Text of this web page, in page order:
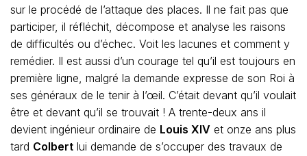
sur le procédé de l’attaque des places. Il ne fait pas que
participer, il réfléchit, décompose et analyse les raisons
de difficultés ou d’échec. Voit les lacunes et comment y
remédier. Il est aussi d’un courage tel qu’il est toujours en
première ligne, malgré la demande expresse de son Roi à
ses généraux de le tenir à l’œil. C’était devant qu’il voulait
être et devant qu’il se trouvait ! A trente-deux ans il
devient ingénieur ordinaire de Louis XIV et onze ans plus
tard Colbert lui demande de s’occuper des travaux de